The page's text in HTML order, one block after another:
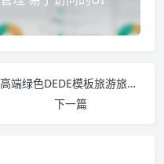
高端绿色DEDE模板旅游旅行社网站源码
下一篇